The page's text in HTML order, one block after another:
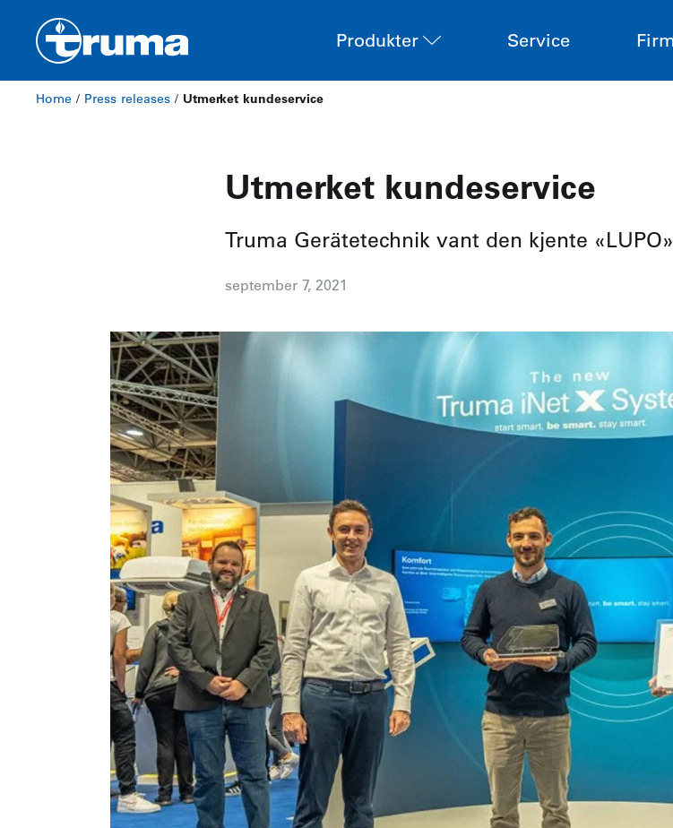
Produkter Service
Home / Press releases / Utmerket kundeservice
Utmerket kundeservice
Truma Gerätetechnik vant den kjente
september 7, 2021